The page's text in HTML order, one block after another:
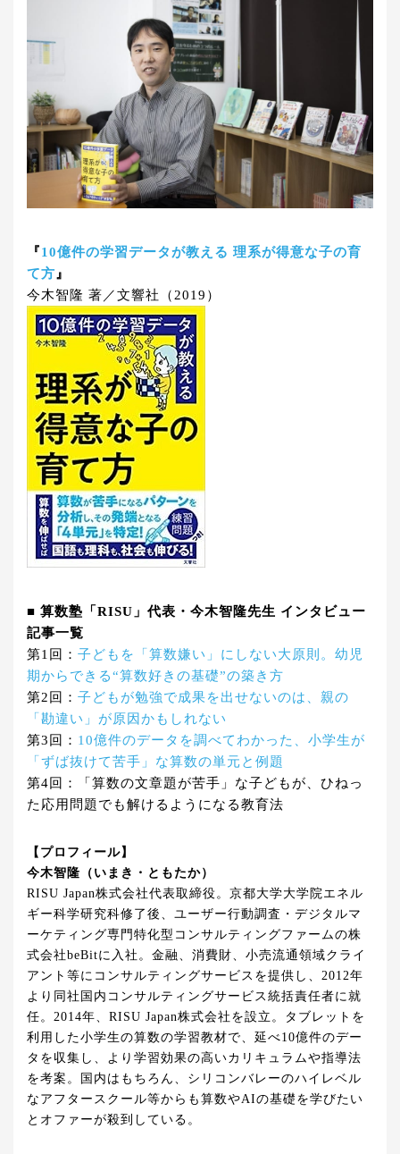
『10億件の学習データが教える 理系が得意な子の育
て方 』
今木智隆 著／文響社（2019）
■ 算数塾「RISU」代表・今木智隆先生 インタビュー
記事一覧
第1回： 子どもを「算数嫌い」にしない大原則。幼児
期からできる“算数好きの基礎”の築き方
第2回： 子どもが勉強で成果を出せないのは、親の
「勘違い」が原因かもしれない
第3回： 10億件のデータを調べてわかった、小学生が
「ずば抜けて苦手」な算数の単元と例題
第4回：「算数の文章題が苦手」な子どもが、ひねっ
た応用問題でも解けるようになる教育法
【プロフィール】
今木智隆（いまき・ともたか）
RISU Japan株式会社代表取締役。京都大学大学院エネル
ギー科学研究科修了後、ユーザー行動調査・デジタルマ
ーケティング専門特化型コンサルティングファームの株
式会社beBitに入社。金融、消費財、小売流通領域クライ
アント等にコンサルティングサービスを提供し、2012年
より同社国内コンサルティングサービス統括責任者に就
任。2014年、RISU Japan株式会社を設立。タブレットを
利用した小学生の算数の学習教材で、延べ10億件のデー
タを収集し、より学習効果の高いカリキュラムや指導法
を考案。国内はもちろん、シリコンバレーのハイレベル
なアフタースクール等からも算数やAIの基礎を学びたい
とオファーが殺到している。